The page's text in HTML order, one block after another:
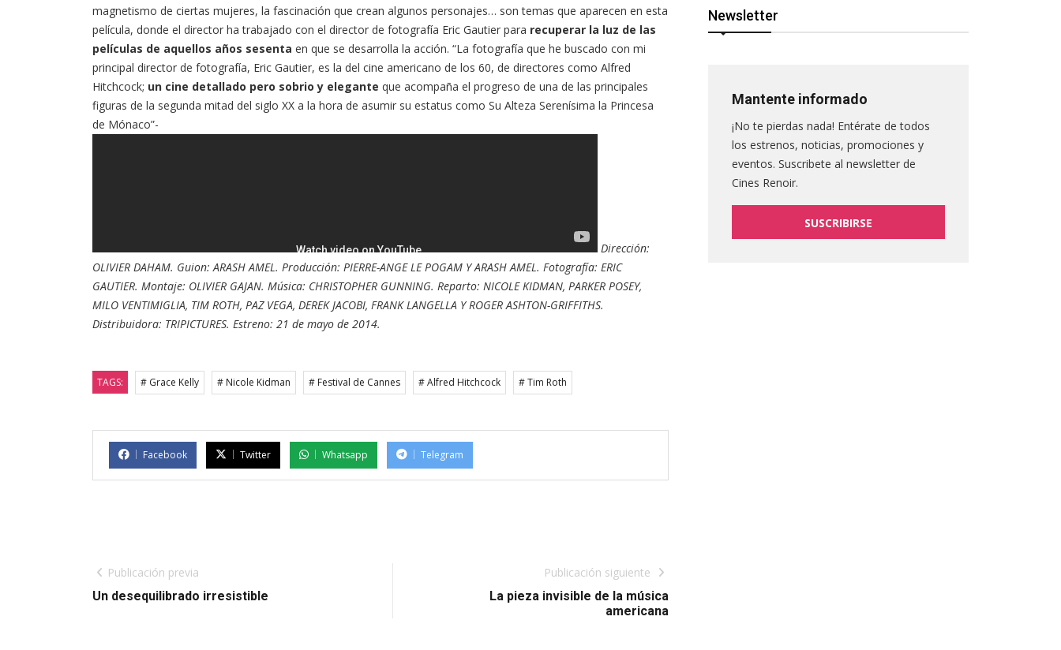
magnetismo de ciertas mujeres, la fascinación que crean algunos personajes… son temas que aparecen en esta
película, donde el director ha trabajado con el director de fotografía Eric Gautier para recuperar la luz de las
películas de aquellos años sesenta en que se desarrolla la acción. “La fotografía que he buscado con mi
principal director de fotografía, Eric Gautier, es la del cine americano de los 60, de directores como Alfred
Hitchcock; un cine detallado pero sobrio y elegante que acompaña el progreso de una de las principales
figuras de la segunda mitad del siglo XX a la hora de asumir su estatus como Su Alteza Serenísima la Princesa
de Mónaco”-
Dirección:
OLIVIER DAHAM. Guion: ARASH AMEL. Producción: PIERRE-ANGE LE POGAM Y ARASH AMEL. Fotografía: ERIC
GAUTIER. Montaje: OLIVIER GAJAN. Música: CHRISTOPHER GUNNING. Reparto: NICOLE KIDMAN, PARKER POSEY,
MILO VENTIMIGLIA, TIM ROTH, PAZ VEGA, DEREK JACOBI, FRANK LANGELLA Y ROGER ASHTON-GRIFFITHS.
Distribuidora: TRIPICTURES. Estreno: 21 de mayo de 2014.
TAGS: # Grace Kelly # Nicole Kidman # Festival de Cannes # Alfred Hitchcock # Tim Roth
Facebook Twitter Whatsapp Telegram
Publicación previa
Un desequilibrado irresistible
Publicación siguiente
La pieza invisible de la música
americana
Newsletter
Mantente informado
¡No te pierdas nada! Entérate de todos
los estrenos, noticias, promociones y
eventos. Suscribete al newsletter de
Cines Renoir.
SUSCRIBIRSE